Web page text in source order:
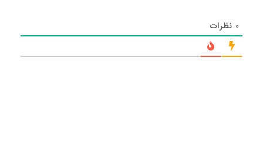
۰ نظرات